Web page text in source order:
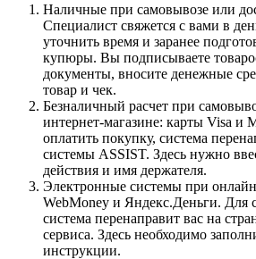
Наличные при самовывозе или
Специалист свяжется с вами в
уточнить время и заранее
купюры. Вы подписываете
документы, вносите денежные
товар и чек.
Безналичный расчет при
интернет-магазине: карты Visa и
оплатить покупку, система
системы ASSIST. Здесь нужно
действия и имя держателя.
Электронные системы при
WebMoney и Яндекс.Деньги. Для
система перенаправит вас на
сервиса. Здесь необходимо
инструкции.